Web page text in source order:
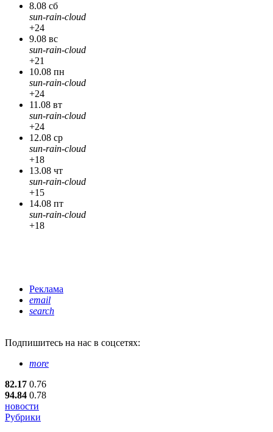
8.08 сб
sun-rain-cloud
+24
9.08 вс
sun-rain-cloud
+21
10.08 пн
sun-rain-cloud
+24
11.08 вт
sun-rain-cloud
+24
12.08 ср
sun-rain-cloud
+18
13.08 чт
sun-rain-cloud
+15
14.08 пт
sun-rain-cloud
+18
Реклама
email
search
Подпишитесь на нас в соцсетях:
more
82.17 0.76
94.84 0.78
новости
Рубрики